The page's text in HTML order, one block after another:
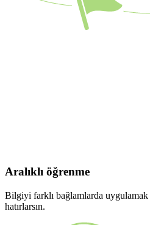
Aralıklı öğrenme
Bilgiyi farklı bağlamlarda uygulamak
hatırlarsın.